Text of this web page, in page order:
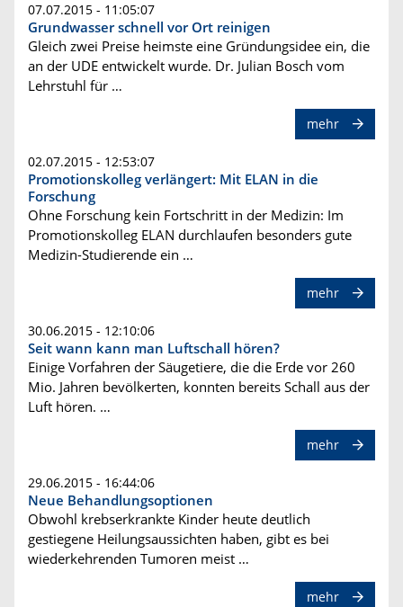
07.07.2015 - 11:05:07
Grundwasser schnell vor Ort reinigen
Gleich zwei Preise heimste eine Gründungsidee ein, die
an der UDE entwickelt wurde. Dr. Julian Bosch vom
Lehrstuhl für …
mehr
02.07.2015 - 12:53:07
Promotionskolleg verlängert: Mit ELAN in die
Forschung
Ohne Forschung kein Fortschritt in der Medizin: Im
Promotionskolleg ELAN durchlaufen besonders gute
Medizin-Studierende ein …
mehr
30.06.2015 - 12:10:06
Seit wann kann man Luftschall hören?
Einige Vorfahren der Säugetiere, die die Erde vor 260
Mio. Jahren bevölkerten, konnten bereits Schall aus der
Luft hören. …
mehr
29.06.2015 - 16:44:06
Neue Behandlungsoptionen
Obwohl krebserkrankte Kinder heute deutlich
gestiegene Heilungsaussichten haben, gibt es bei
wiederkehrenden Tumoren meist …
mehr